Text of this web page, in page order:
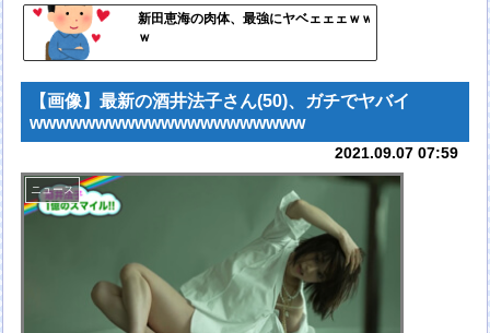
新田恵海の肉体、最強にヤベェェェｗｗ
ｗ
ツー
【画像】最新の酒井法子さん(50)、ガチでヤバイ
wwwwwwwwwwwwwwwwwwwww
2021.09.07 07:59
ニュース